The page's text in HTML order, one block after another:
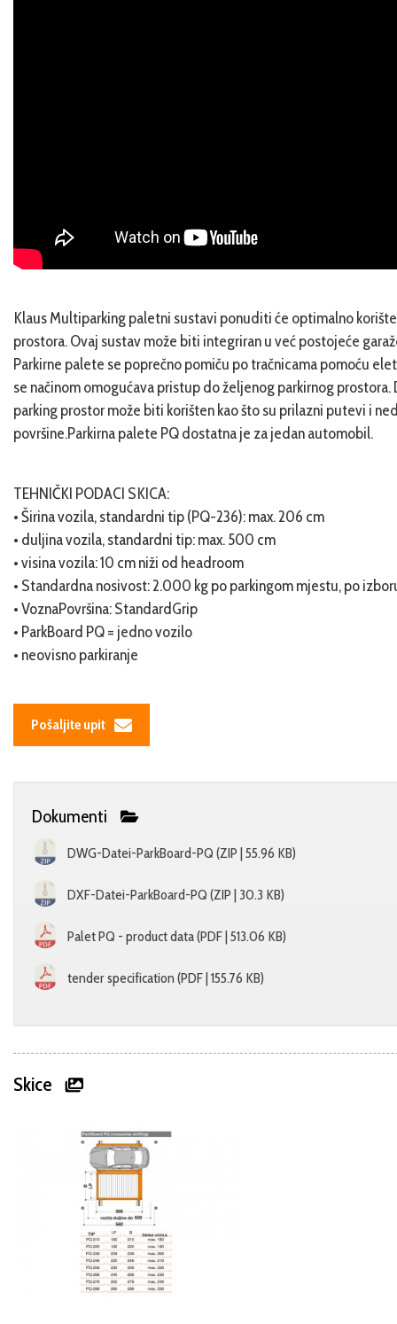
Klaus Multiparking paletni sustavi ponuditi će optimalno
prostora. Ovaj sustav može biti integriran u već postojeće
Parkirne palete se poprečno pomiču po tračnicama pomoću
se načinom omogućava pristup do željenog parkirnog
parking prostor može biti korišten kao što su prilazni putevi i
površine.Parkirna palete PQ dostatna je za jedan automobil.
TEHNIČKI PODACI SKICA:
• Širina vozila, standardni tip (PQ-236): max. 206 cm
• duljina vozila, standardni tip: max. 500 cm
• visina vozila: 10 cm niži od headroom
• Standardna nosivost: 2.000 kg po parkingom mjestu, po
• VoznaPovršina: StandardGrip
• ParkBoard PQ = jedno vozilo
• neovisno parkiranje
Pošaljite upit
Dokumenti
DWG-Datei-ParkBoard-PQ (ZIP | 55.96 KB)
DXF-Datei-ParkBoard-PQ (ZIP | 30.3 KB)
Palet PQ - product data (PDF | 513.06 KB)
tender specification (PDF | 155.76 KB)
Skice